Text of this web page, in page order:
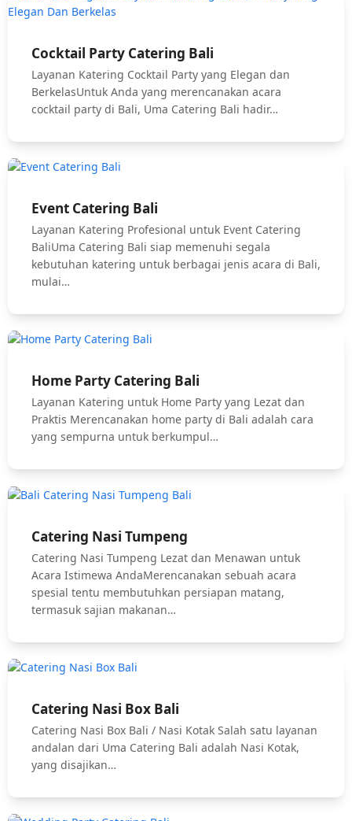
Cocktail Party Catering Bali
Layanan Katering Cocktail Party yang Elegan dan
BerkelasUntuk Anda yang merencanakan acara
cocktail party di Bali, Uma Catering Bali hadir…
Event Catering Bali
Layanan Katering Profesional untuk Event Catering
BaliUma Catering Bali siap memenuhi segala
kebutuhan katering untuk berbagai jenis acara di Bali,
mulai…
Home Party Catering Bali
Layanan Katering untuk Home Party yang Lezat dan
Praktis Merencanakan home party di Bali adalah cara
yang sempurna untuk berkumpul…
Catering Nasi Tumpeng
Catering Nasi Tumpeng Lezat dan Menawan untuk
Acara Istimewa AndaMerencanakan sebuah acara
spesial tentu membutuhkan persiapan matang,
termasuk sajian makanan…
Catering Nasi Box Bali
Catering Nasi Box Bali / Nasi Kotak Salah satu layanan
andalan dari Uma Catering Bali adalah Nasi Kotak,
yang disajikan…